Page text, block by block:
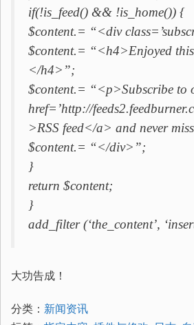
if(!is_feed() && !is_home()) {
$content.= “<div
$content.= “<h4>Enjoyed
</h4>”;
$content.= “<p>Subscribe
href=’http://
>RSS feed</a> and never
$content.= “</div>”;
}
return $content;
}
add_filter (‘the_content’,
大功告成！
分类： 新闻资讯